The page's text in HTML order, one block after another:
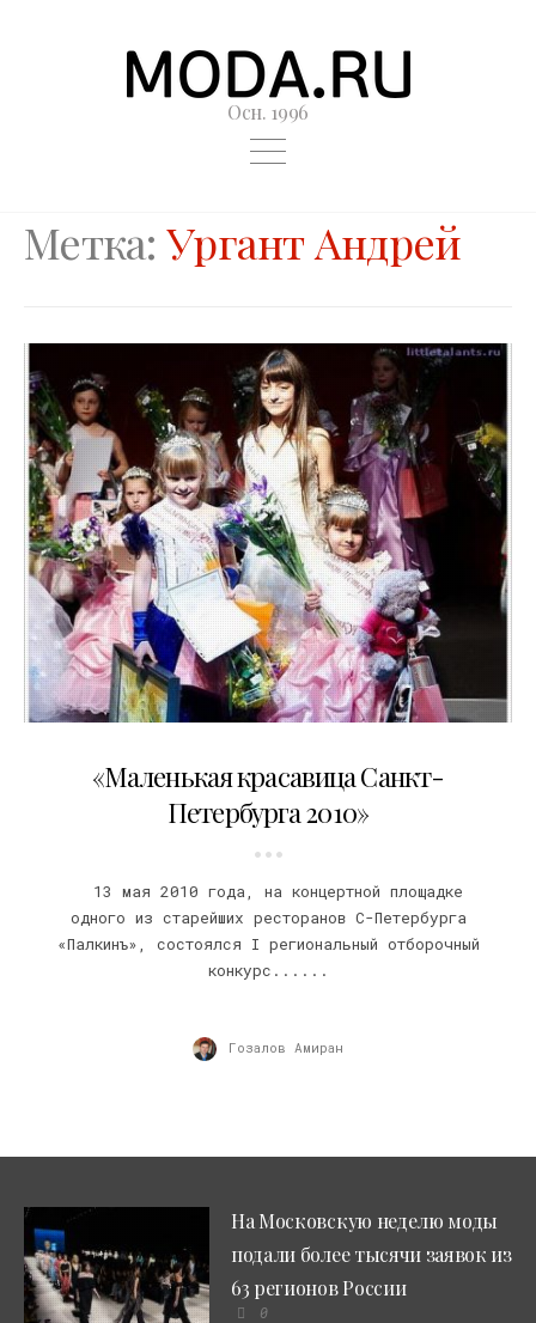
Осн. 1996
Метка: Ургант Андрей
«Маленькая красавица Санкт-
Петербурга 2010»
13 мая 2010 года, на концертной площадке
одного из старейших ресторанов С-Петербурга
«Палкинъ», состоялся I региональный отборочный
конкурс......
Гозалов Амиран
На Московскую неделю моды
подали более тысячи заявок из
63 регионов России
0